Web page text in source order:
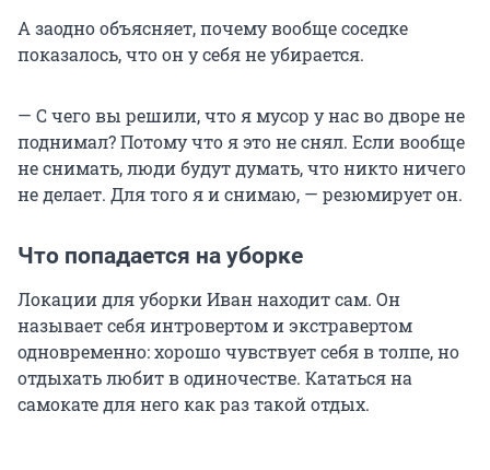
А заодно объясняет, почему вообще соседке
показалось, что он у себя не убирается.
— С чего вы решили, что я мусор у нас во дворе не
поднимал? Потому что я это не снял. Если вообще
не снимать, люди будут думать, что никто ничего
не делает. Для того я и снимаю, — резюмирует он.
Что попадается на уборке
Локации для уборки Иван находит сам. Он
называет себя интровертом и экстравертом
одновременно: хорошо чувствует себя в толпе, но
отдыхать любит в одиночестве. Кататься на
самокате для него как раз такой отдых.